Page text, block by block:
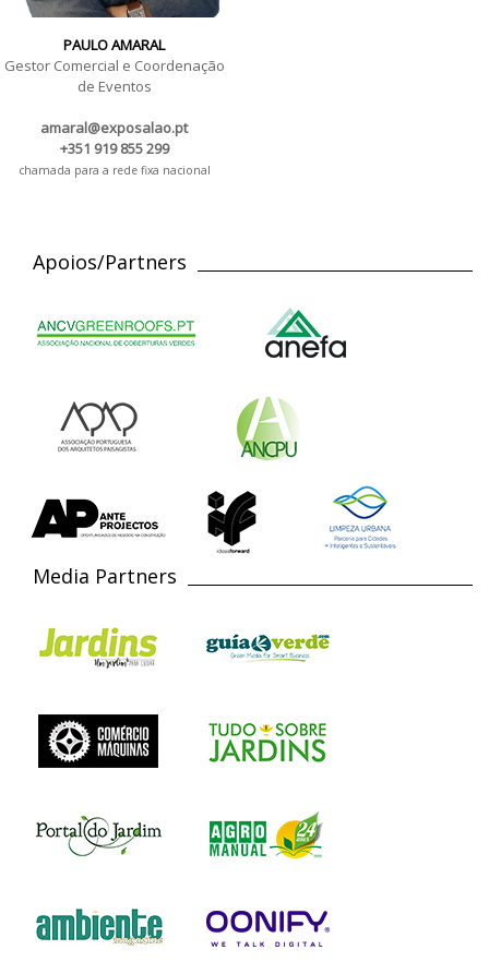
PAULO AMARAL
Gestor Comercial e Coordenação
de Eventos
amaral@exposalao.pt
+351 919 855 299
chamada para a rede fixa nacional
Apoios/Partners
Media Partners